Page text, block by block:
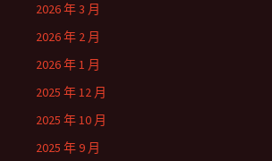
2026 年 3 月
2026 年 2 月
2026 年 1 月
2025 年 12 月
2025 年 10 月
2025 年 9 月